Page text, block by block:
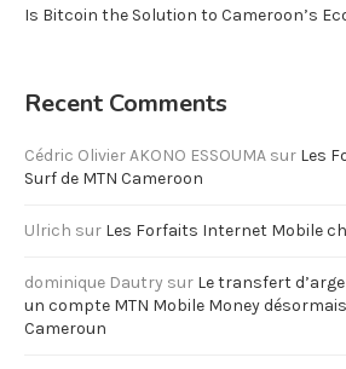
Is Bitcoin the Solution to Cameroon’s
Recent Comments
Cédric Olivier AKONO ESSOUMA sur Les
Surf de MTN Cameroon
Ulrich sur Les Forfaits Internet Mobile
dominique Dautry sur Le transfert
un compte MTN Mobile Money
Cameroun